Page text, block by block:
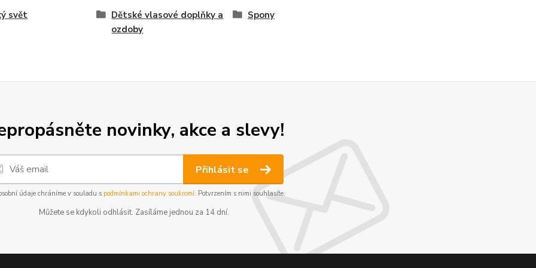
svět
Dětské vlasové doplňky a
ozdoby
Spony
novinky, akce a slevy!
Přihlásit se
údaje chráníme v souladu s podmínkami ochrany soukromí. Potvrzením s nimi souhlasíte.
Můžete se kdykoli odhlásit. Zasíláme jednou za 14 dní.